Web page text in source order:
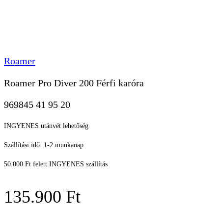
Roamer
Roamer Pro Diver 200 Férfi karóra
969845 41 95 20
INGYENES utánvét lehetőség
Szállítási idő: 1-2 munkanap
50.000 Ft felett INGYENES szállítás
135.900 Ft